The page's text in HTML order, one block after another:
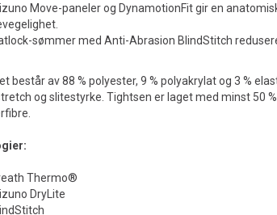
Move-paneler og DynamotionFit gir en
sømmer med Anti-Abrasion BlindStitch
består av 88 % polyester, 9 % polyakrylat og 3 %
og slitestyrke. Tightsen er laget med minst 50
Thermo®
DryLite